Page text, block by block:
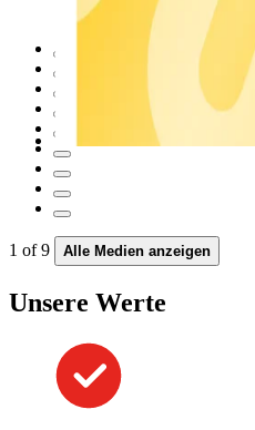
1 of 9 Alle Medien anzeigen
Unsere Werte